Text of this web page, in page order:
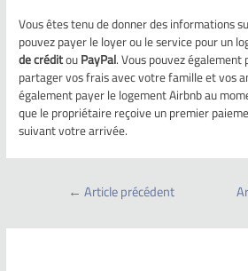
Vous êtes tenu de donner des informations
pouvez payer le loyer ou le service pour un
de créditouPayPal. Vous pouvez
partager vos frais avec votre famille et vos
également payer le logement Airbnb au
que le propriétaire reçoive un premier
suivant votre arrivée.
← Article précédent